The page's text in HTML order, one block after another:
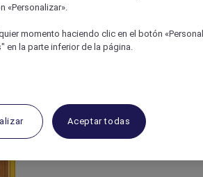
«Personalizar».
momento haciendo clic en el botón
en la parte inferior de la página.
Aceptar todas